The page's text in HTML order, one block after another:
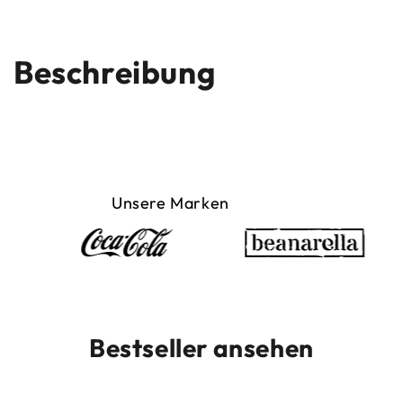
Beschreibung
Unsere Marken
Bestseller ansehen